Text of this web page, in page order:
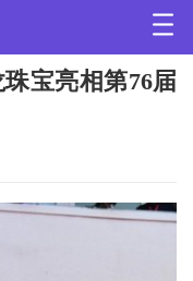
宝亮相第76届